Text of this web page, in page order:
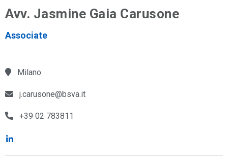
Avv. Jasmine Gaia Carusone
Associate
Milano
j.carusone@bsva.it
+39 02 783811